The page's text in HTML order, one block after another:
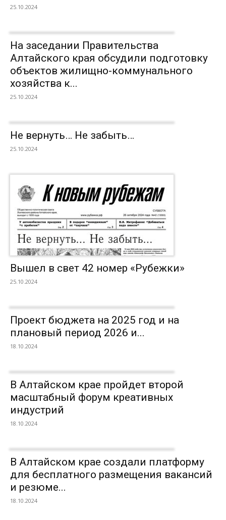
25.10.2024
На заседании Правительства
Алтайского края обсудили подготовку
объектов жилищно-коммунального
хозяйства к...
25.10.2024
Не вернуть… Не забыть…
25.10.2024
Вышел в свет 42 номер «Рубежки»
25.10.2024
Проект бюджета на 2025 год и на
плановый период 2026 и...
18.10.2024
В Алтайском крае пройдет второй
масштабный форум креативных
индустрий
18.10.2024
В Алтайском крае создали платформу
для бесплатного размещения вакансий
и резюме...
18.10.2024